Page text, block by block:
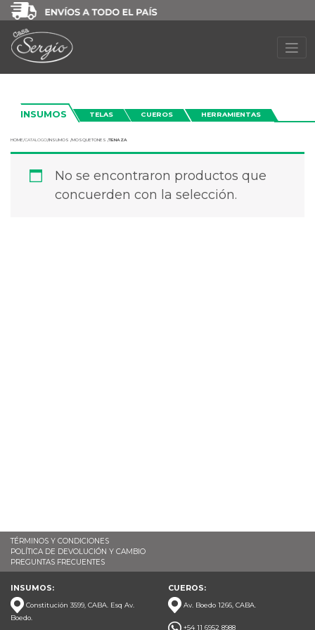
INSUMOS TELAS CUEROS HERRAMIENTAS
TENAZA
MOSQUETONES /
INSUMOS /
CATALOGO/
/
HOME
No se encontraron productos que
concuerden con la selección.
TÉRMINOS Y CONDICIONES
POLÍTICA DE DEVOLUCIÓN Y CAMBIO
PREGUNTAS FRECUENTES
INSUMOS:
Constitución 3599, CABA. Esq Av.
Boedo.
CUEROS:
Av. Boedo 1266, CABA.
+54 11 6952 8988